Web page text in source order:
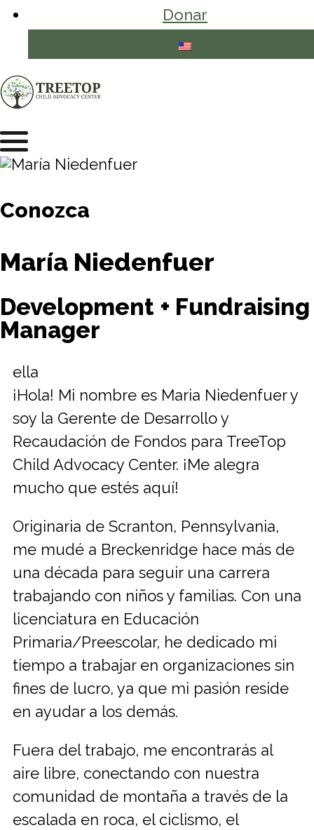
Donar
Conozca
María Niedenfuer
Development + Fundraising
Manager
ella
¡Hola! Mi nombre es Maria Niedenfuer y
soy la Gerente de Desarrollo y
Recaudación de Fondos para TreeTop
Child Advocacy Center. ¡Me alegra
mucho que estés aquí!
Originaria de Scranton, Pennsylvania,
me mudé a Breckenridge hace más de
una década para seguir una carrera
trabajando con niños y familias. Con una
licenciatura en Educación
Primaria/Preescolar, he dedicado mi
tiempo a trabajar en organizaciones sin
fines de lucro, ya que mi pasión reside
en ayudar a los demás.
Fuera del trabajo, me encontrarás al
aire libre, conectando con nuestra
comunidad de montaña a través de la
escalada en roca, el ciclismo, el